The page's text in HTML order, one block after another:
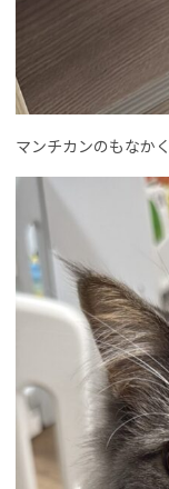
マンチカンのもなか